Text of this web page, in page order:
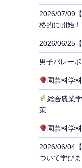
2026/07/09
格的に開始！
2026/06/25
男子バレー
園芸科学
総合農
策
園芸科学
2026/06/04
ついて学び